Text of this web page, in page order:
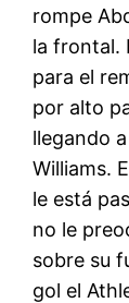
rompe
la frontal.
para el
por alto
llegando
Williams.
le está
no le
sobre su
gol el